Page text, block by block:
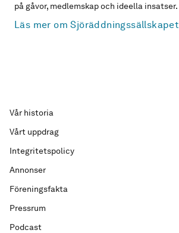
på gåvor, medlemskap och ideella insatser.
Läs mer om Sjöräddningssällskapet
Vår historia
Vårt uppdrag
Integritetspolicy
Annonser
Föreningsfakta
Pressrum
Podcast